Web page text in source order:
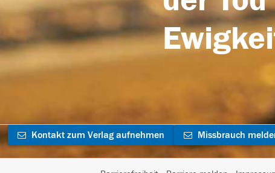
Kontakt zum Verlag aufnehmen Missbrauch